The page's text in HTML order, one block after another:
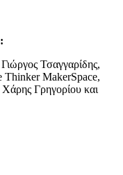
Τσαγγαρίδης,
Thinker MakerSpace,
Γρηγορίου και